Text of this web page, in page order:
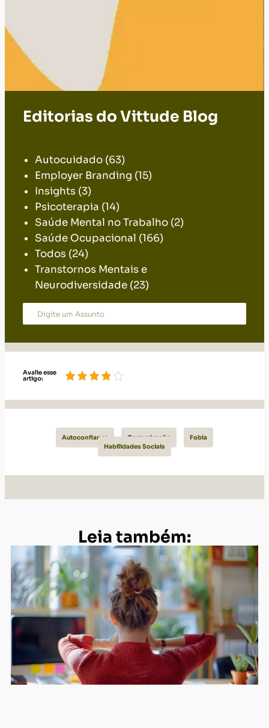
Editorias do Vittude Blog
Autocuidado (63)
Employer Branding (15)
Insights (3)
Psicoterapia (14)
Saúde Mental no Trabalho (2)
Saúde Ocupacional (166)
Todos (24)
Transtornos Mentais e
Neurodiversidade (23)
Avalie esse
artigo:
Autoconfiança Comunicação
Fobia
Habilidades Sociais
Leia também: